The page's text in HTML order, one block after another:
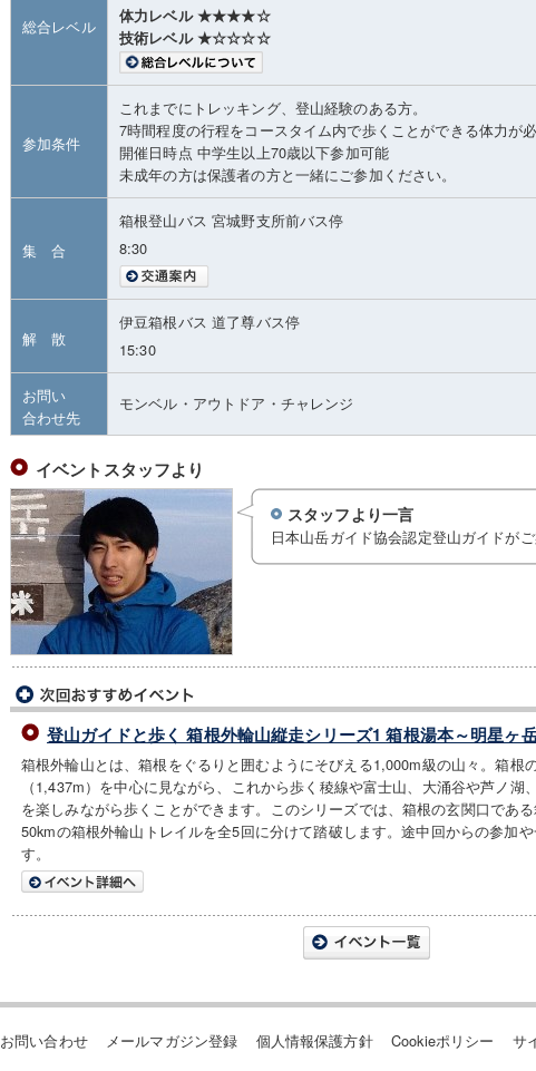
総合レベル
体力レベル ★★★★☆
技術レベル ★☆☆☆☆
参加条件
これまでにトレッキング、登山経験のある方。
7時間程度の行程をコースタイム内で歩くことができる体力が必
開催日時点 中学生以上70歳以下参加可能
未成年の方は保護者の方と一緒にご参加ください。
集 合
箱根登山バス 宮城野支所前バス停
8:30
解 散
伊豆箱根バス 道了尊バス停
15:30
お問い
合わせ先
モンベル・アウトドア・チャレンジ
イベントスタッフより
スタッフより一言
日本山岳ガイド協会認定登山ガイドがご
登山ガイドと歩く 箱根外輪山縦走シリーズ1 箱根湯本～明星ヶ
箱根外輪山とは、箱根をぐるりと囲むようにそびえる1,000m級の山々。箱根
（1,437m）を中心に見ながら、これから歩く稜線や富士山、大涌谷や芦ノ湖
を楽しみながら歩くことができます。このシリーズでは、箱根の玄関口であ
50kmの箱根外輪山トレイルを全5回に分けて踏破します。途中回からの参加
す。
お問い合わせ メールマガジン登録 個人情報保護方針 Cookieポリシー サ